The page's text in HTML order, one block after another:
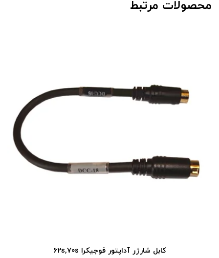
محصولات مرتبط
کابل شارژر آداپتور فوجیکورا ۶۰S